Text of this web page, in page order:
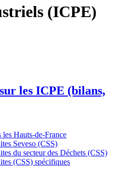
(ICPE)
les ICPE (bilans,
Hauts-de-France
Seveso (CSS)
du secteur des Déchets (CSS)
(CSS) spécifiques